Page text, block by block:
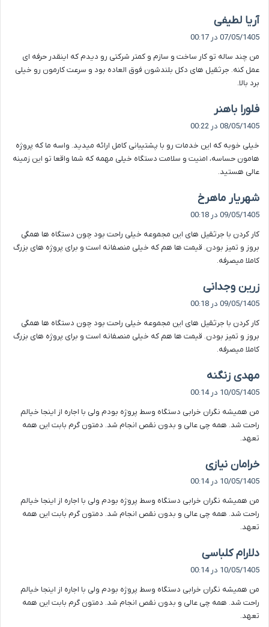
آریا لطیفی
:
07/05/1405 در 00:17
من چند ساله تو کار ساخت و سازم و کمتر شرکتی رو دیدم که اینقدر حرفه ای
عمل کنه. جرثقیل های دکل بلندشون فوق العاده بود و سرعت کارمون رو خیلی
برد بالا.
فلورا باهنر
08/05/1405 در 00:22
خیلی خوبه که این خدمات رو با پشتیبانی کامل ارائه میدید. واسه ما که پروژه
هامون حساسه، امنیت و سلامت دستگاه خیلی مهمه که شما واقعا تو این زمینه
عالی هستید.
شهریار ماهرخ
ف
:
09/05/1405 در 00:18
کار کردن با جرثقیل های این مجموعه خیلی راحت بود چون دستگاه ها همگی
بروز و تمیز بودن. قیمت ها هم که خیلی منصفانه است و برای پروژه های بزرگ
کاملا میصرفه.
زرین وجدانی
ف
:
09/05/1405 در 00:18
کار کردن با جرثقیل های این مجموعه خیلی راحت بود چون دستگاه ها همگی
بروز و تمیز بودن. قیمت ها هم که خیلی منصفانه است و برای پروژه های بزرگ
کاملا میصرفه.
مهدی زنگنه
ف
:
10/05/1405 در 00:14
من همیشه نگران خرابی دستگاه وسط پروژه بودم ولی با اجاره از اینجا خیالم
راحت شد. همه چی عالی و بدون نقص انجام شد. دمتون گرم بابت این همه
تعهد.
خرامان نیازی
ف
:
10/05/1405 در 00:14
من همیشه نگران خرابی دستگاه وسط پروژه بودم ولی با اجاره از اینجا خیالم
راحت شد. همه چی عالی و بدون نقص انجام شد. دمتون گرم بابت این همه
تعهد.
دلارام کلباسی
ف
:
10/05/1405 در 00:14
من همیشه نگران خرابی دستگاه وسط پروژه بودم ولی با اجاره از اینجا خیالم
راحت شد. همه چی عالی و بدون نقص انجام شد. دمتون گرم بابت این همه
تعهد.